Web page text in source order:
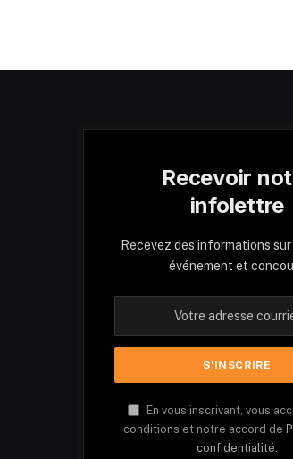
Recevoir
infolettre
Recevez des informations
événement et
En vous inscrivant, vous
conditions et notre accord de
confidentialité.